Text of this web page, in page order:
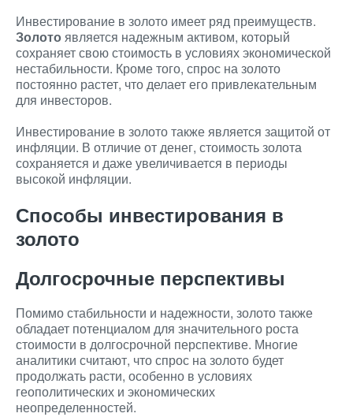
Инвестирование в золото имеет ряд преимуществ.
Золото является надежным активом, который
сохраняет свою стоимость в условиях экономической
нестабильности. Кроме того, спрос на золото
постоянно растет, что делает его привлекательным
для инвесторов.
Инвестирование в золото также является защитой от
инфляции. В отличие от денег, стоимость золота
сохраняется и даже увеличивается в периоды
высокой инфляции.
Способы инвестирования в
золото
Долгосрочные перспективы
Помимо стабильности и надежности, золото также
обладает потенциалом для значительного роста
стоимости в долгосрочной перспективе. Многие
аналитики считают, что спрос на золото будет
продолжать расти, особенно в условиях
геополитических и экономических
неопределенностей.